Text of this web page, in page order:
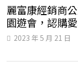
麗富康經銷商
園遊會，認購
2023 年 5 月 21 日